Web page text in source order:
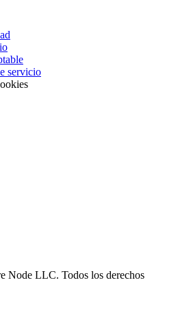
servicio
Node LLC. Todos los derechos